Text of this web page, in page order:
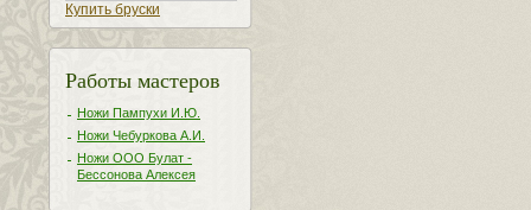
Купить бруски
Работы мастеров
Ножи Пампухи И.Ю.
Ножи Чебуркова А.И.
Ножи ООО Булат -
Бессонова Алексея